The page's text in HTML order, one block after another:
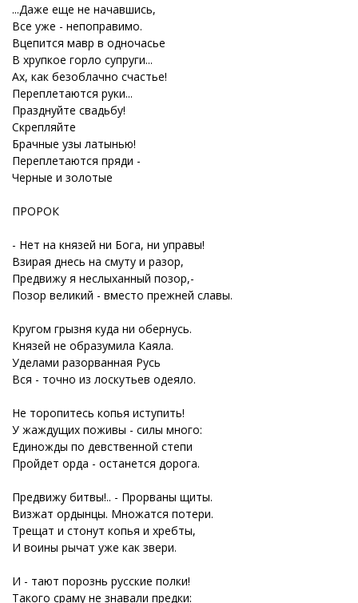
...Даже еще не начавшись,
Все уже - непоправимо.
Вцепится мавр в одночасье
В хрупкое горло супруги...
Ах, как безоблачно счастье!
Переплетаются руки...
Празднуйте свадьбу!
Скрепляйте
Брачные узы латынью!
Переплетаются пряди -
Черные и золотые
ПРОРОК
- Нет на князей ни Бога, ни управы!
Взирая днесь на смуту и разор,
Предвижу я неслыханный позор,-
Позор великий - вместо прежней славы.
Кругом грызня куда ни обернусь.
Князей не образумила Каяла.
Уделами разорванная Русь
Вся - точно из лоскутьев одеяло.
Не торопитесь копья иступить!
У жаждущих поживы - силы много:
Единожды по девственной степи
Пройдет орда - останется дорога.
Предвижу битвы!.. - Прорваны щиты.
Визжат ордынцы. Множатся потери.
Трещат и стонут копья и хребты,
И воины рычат уже как звери.
И - тают порознь русские полки!
Такого сраму не знавали предки: